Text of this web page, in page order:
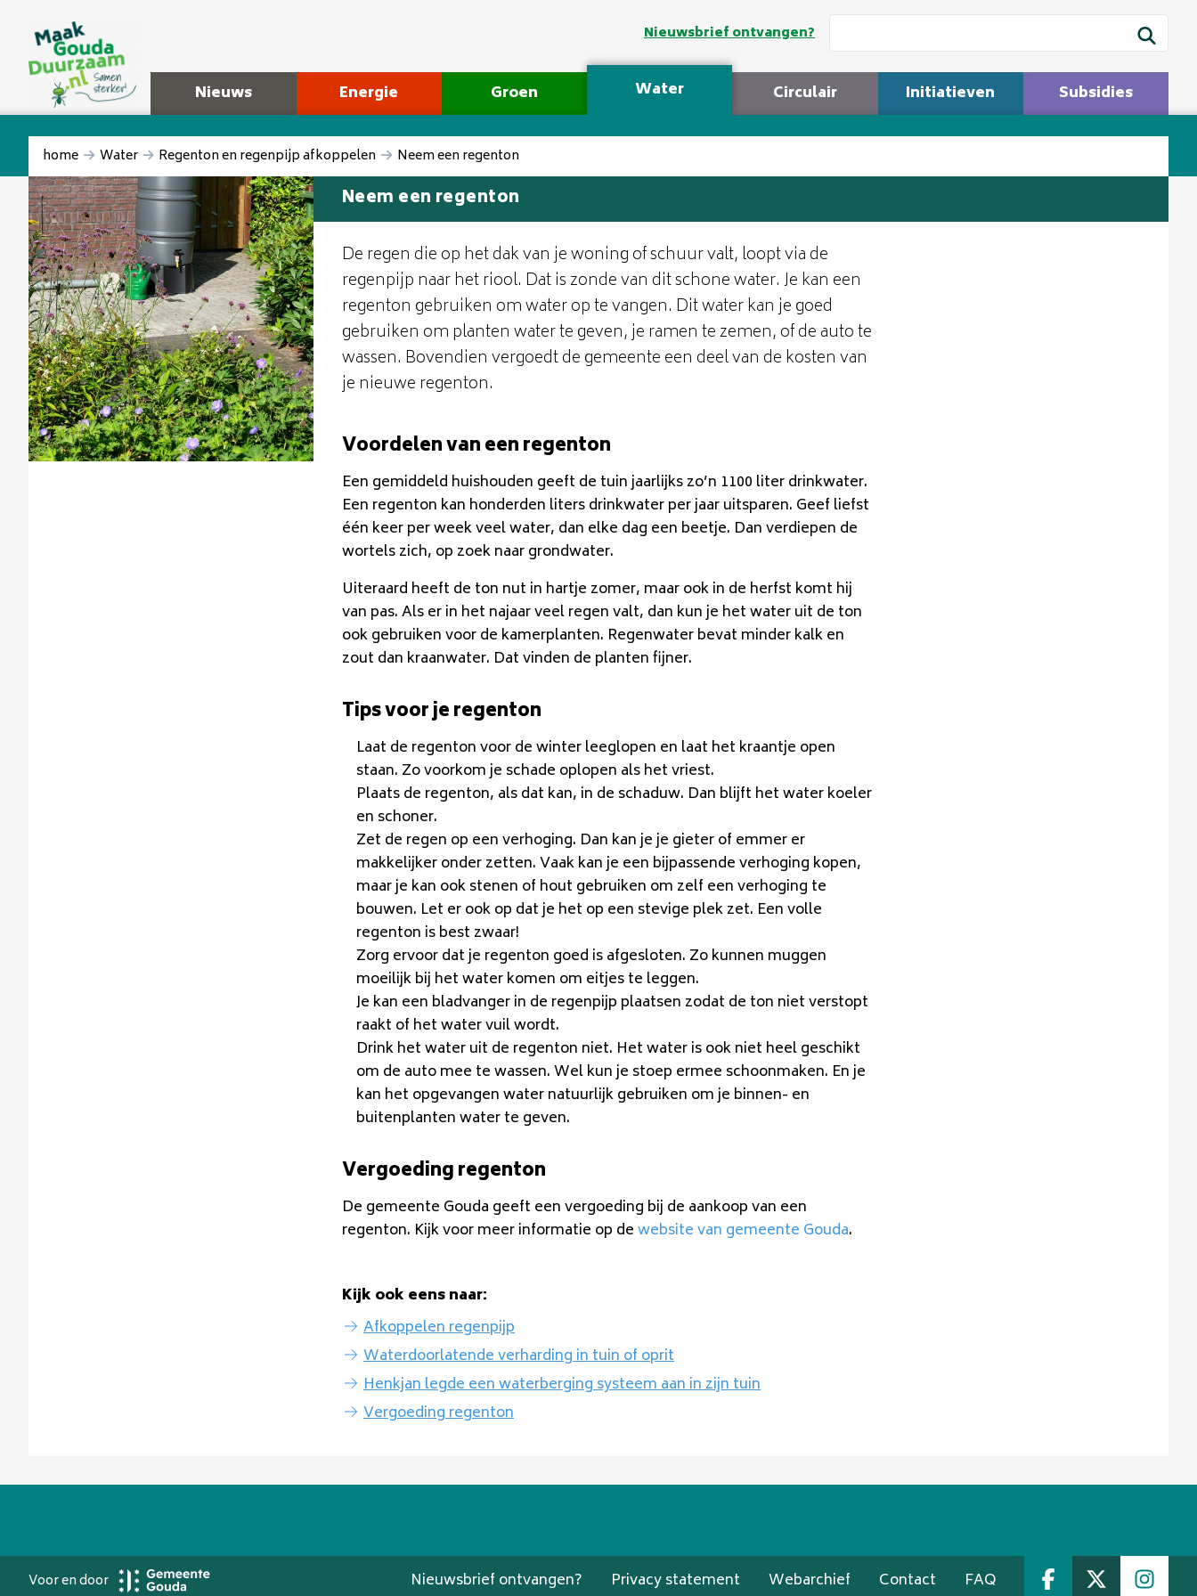
Nieuwsbrief ontvangen?
Nieuws Energie Groen Water Circulair Initiatieven Subsidies
home Water Regenton en regenpijp afkoppelen Neem een regenton
Neem een regenton
De regen die op het dak van je woning of schuur valt, loopt via de
regenpijp naar het riool. Dat is zonde van dit schone water. Je kan een
regenton gebruiken om water op te vangen. Dit water kan je goed
gebruiken om planten water te geven, je ramen te zemen, of de auto te
wassen. Bovendien vergoedt de gemeente een deel van de kosten van
je nieuwe regenton.
Voordelen van een regenton
Een gemiddeld huishouden geeft de tuin jaarlijks zo’n 1100 liter drinkwater.
Een regenton kan honderden liters drinkwater per jaar uitsparen. Geef liefst
één keer per week veel water, dan elke dag een beetje. Dan verdiepen de
wortels zich, op zoek naar grondwater.
Uiteraard heeft de ton nut in hartje zomer, maar ook in de herfst komt hij
van pas. Als er in het najaar veel regen valt, dan kun je het water uit de ton
ook gebruiken voor de kamerplanten. Regenwater bevat minder kalk en
zout dan kraanwater. Dat vinden de planten fijner.
Tips voor je regenton
Laat de regenton voor de winter leeglopen en laat het kraantje open
staan. Zo voorkom je schade oplopen als het vriest.
Plaats de regenton, als dat kan, in de schaduw. Dan blijft het water koeler
en schoner.
Zet de regen op een verhoging. Dan kan je je gieter of emmer er
makkelijker onder zetten. Vaak kan je een bijpassende verhoging kopen,
maar je kan ook stenen of hout gebruiken om zelf een verhoging te
bouwen. Let er ook op dat je het op een stevige plek zet. Een volle
regenton is best zwaar!
Zorg ervoor dat je regenton goed is afgesloten. Zo kunnen muggen
moeilijk bij het water komen om eitjes te leggen.
Je kan een bladvanger in de regenpijp plaatsen zodat de ton niet verstopt
raakt of het water vuil wordt.
Drink het water uit de regenton niet. Het water is ook niet heel geschikt
om de auto mee te wassen. Wel kun je stoep ermee schoonmaken. En je
kan het opgevangen water natuurlijk gebruiken om je binnen- en
buitenplanten water te geven.
Vergoeding regenton
De gemeente Gouda geeft een vergoeding bij de aankoop van een
regenton. Kijk voor meer informatie op dewebsite van gemeente Gouda.
Kijk ook eens naar:
Afkoppelen regenpijp
Waterdoorlatende verharding in tuin of oprit
Henkjan legde een waterberging systeem aan in zijn tuin
Vergoeding regenton
Voor en door Nieuwsbrief ontvangen? Privacy statement Webarchief Contact FAQ